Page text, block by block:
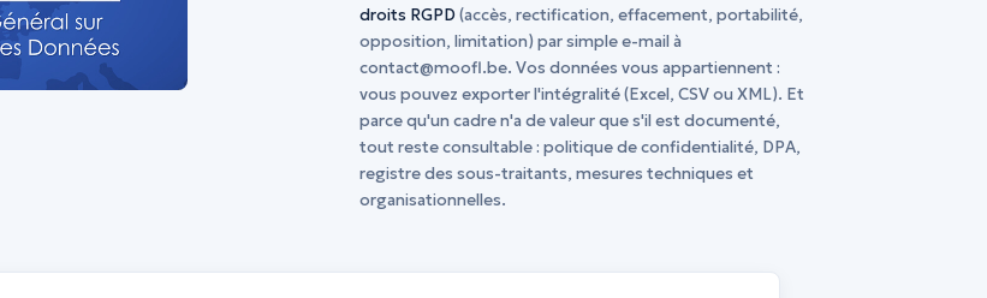
droits RGPD (accès, rectification, effacement, portabilité,
opposition, limitation) par simple e-mail à
contact@moofl.be. Vos données vous appartiennent :
vous pouvez exporter l'intégralité (Excel, CSV ou XML). Et
parce qu'un cadre n'a de valeur que s'il est documenté,
tout reste consultable : politique de confidentialité, DPA,
registre des sous-traitants, mesures techniques et
organisationnelles.